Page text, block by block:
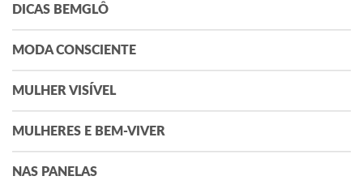
DICAS BEMGLÔ
MODA CONSCIENTE
MULHER VISÍVEL
MULHERES E BEM-VIVER
NAS PANELAS